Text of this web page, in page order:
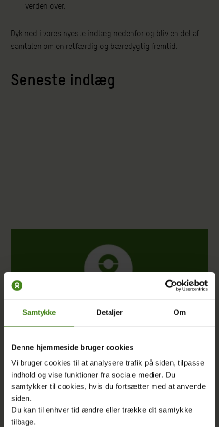
Samtykke Detaljer Om
Denne hjemmeside bruger cookies
Vi bruger cookies til at analysere trafik på siden, tilpasse
indhold og vise funktioner fra sociale medier. Du
samtykker til cookies, hvis du fortsætter med at anvende
siden.
Du kan til enhver tid ændre eller trække dit samtykke
tilbage.
verden over.
Dyk ned i vores nyeste indlæg nedenfor og bliv en del af
samtalen om en retfærdig og bæredygtig fremtid.
Seneste indlæg
DEBAT| 28.10.2025
Rige lande tjener på klimalån, der